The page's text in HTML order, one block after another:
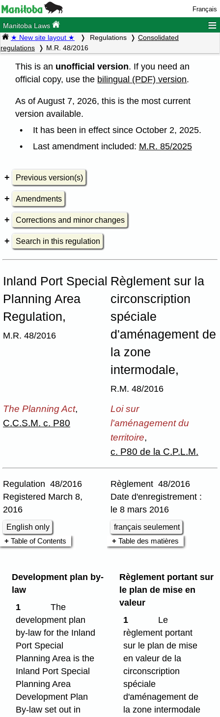
Français
Manitoba Laws ≡
★ New site layout ★ Regulations
Consolidated
regulations
M.R. 48/2016
This is an unofficial version. If you need an
official copy, use the bilingual (PDF) version.
As of August 7, 2026, this is the most current
version available.
It has been in effect since October 2, 2025.
Last amendment included: M.R. 85/2025
Previous version(s)
Amendments
Corrections and minor changes
Search in this regulation
Inland Port Special
Planning Area
Regulation,
M.R. 48/2016
Règlement sur la
circonscription
spéciale
d'aménagement de
la zone
intermodale,
R.M. 48/2016
The Planning Act,
C.C.S.M. c. P80
Loi sur
l'aménagement du
territoire,
c. P80 de la C.P.L.M.
Regulation 48/2016
Registered March 8,
2016
English only
Règlement 48/2016
Date d'enregistrement :
le 8 mars 2016
français seulement
Table of Contents
Table des matières
Development plan by-
law
1
The
development plan
by-law for the Inland
Port Special
Planning Area is the
Inland Port Special
Planning Area
Development Plan
By-law set out in
Règlement portant sur
le plan de mise en
valeur
1
Le
règlement portant
sur le plan de mise
en valeur de la
circonscription
spéciale
d'aménagement de
la zone intermodale